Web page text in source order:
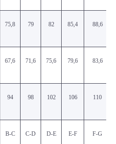
75,8 79 82 85,4 88,6
67,6 71,6 75,6 79,6 83,6
94 98 102 106 110
B-C C-D D-E E-F F-G